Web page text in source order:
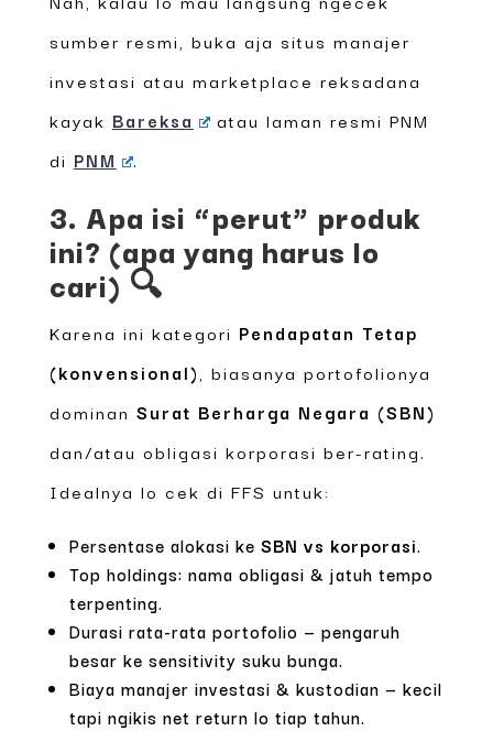
sumber resmi, buka aja situs manajer
investasi atau marketplace reksadana
kayak Bareksa
atau laman resmi PNM
di PNM .
3. Apa isi “perut” produk
ini? (apa yang harus lo
cari) 🔍
Karena ini kategori Pendapatan Tetap
(konvensional) , biasanya portofolionya
dominan Surat Berharga Negara (SBN)
dan/atau obligasi korporasi ber-rating.
Idealnya lo cek di FFS untuk:
Persentase alokasi ke SBN vs korporasi.
Top holdings: nama obligasi & jatuh tempo
terpenting.
Durasi rata-rata portofolio — pengaruh
besar ke sensitivity suku bunga.
Biaya manajer investasi & kustodian — kecil
tapi ngikis net return lo tiap tahun.